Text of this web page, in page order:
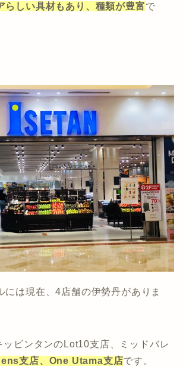
らしい具材もあり、種類が豊富で
には現在、4店舗の伊勢丹がありま
ッビンタンのLot10支店、ミッドバレ
支店、One Utama支店です。